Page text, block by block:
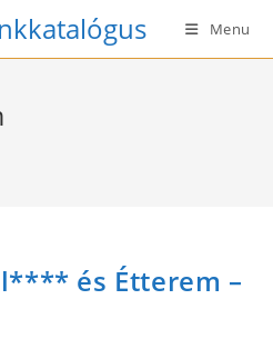
Menu
és Étterem –